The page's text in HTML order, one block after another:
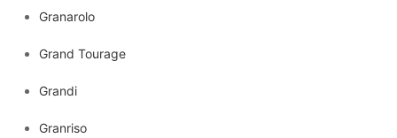
Granarolo
Grand Tourage
Grandi
Granriso